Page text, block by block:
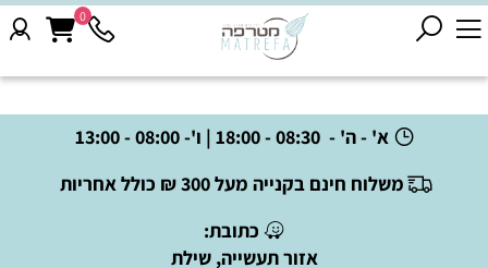
א' - ה' - 08:30 - 18:00 | ו'- 08:00 - 13:00
משלוח חינם בקנייה מעל 300 ₪ כולל אחריות
כתובת:
אזור תעשייה, שילת
0